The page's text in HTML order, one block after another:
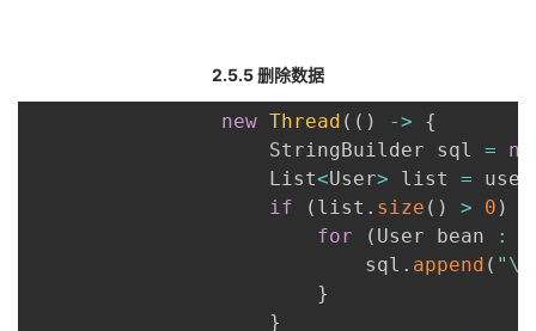
2.5.5 删除数据
new Thread ( ( ) ->
{
                    StringBuilder sql
=
                    List
<User> list =
if
( list . size ( ) > 0 )
for
( User bean :
                            sql
. append (
}
}